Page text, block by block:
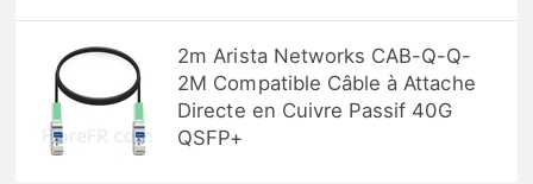
2m Arista Networks CAB-Q-Q-
2M Compatible Câble à Attache
Directe en Cuivre Passif 40G
QSFP+